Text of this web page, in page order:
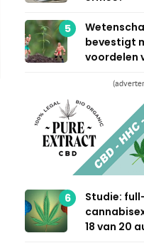
5
bevestigt
voordelen
6
Studie:
18 van 20